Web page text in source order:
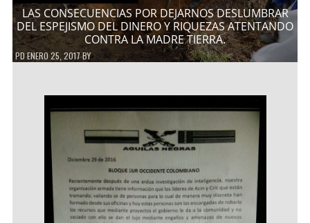
LAS CONSECUENCIAS POR DEJARNOS DESLUMBRAR
DEL ESPEJISMO DEL DINERO Y RIQUEZAS ATENTANDO
CONTRA LA MADRE TIERRA.
PDENERO 25, 2017BY